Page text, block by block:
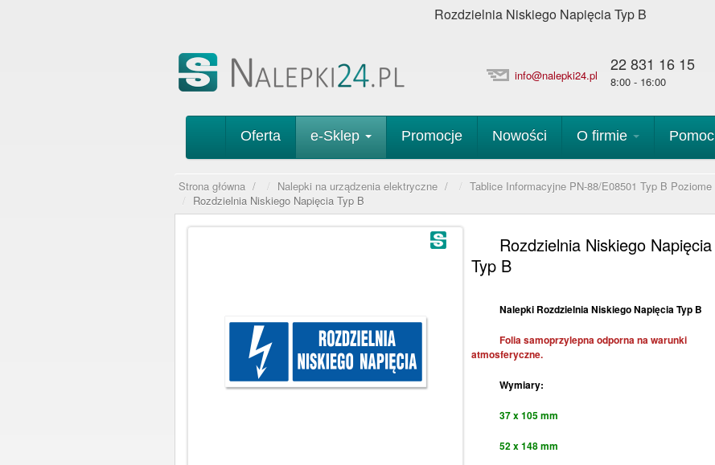
Rozdzielnia Niskiego Napięcia Typ B
info@nalepki24.pl
22 831 16 15
8:00 - 16:00
Oferta e-Sklep Promocje Nowości O firmie Pomoc
Strona główna / Nalepki na urządzenia elektryczne / Tablice Informacyjne PN-88/E08501 Typ B Poziome
Rozdzielnia Niskiego Napięcia Typ B
Rozdzielnia Niskiego Napięcia
Typ B
Nalepki Rozdzielnia Niskiego Napięcia Typ B
Folia samoprzylepna odporna na warunki
atmosferyczne.
Wymiary:
37 x 105 mm
52 x 148 mm